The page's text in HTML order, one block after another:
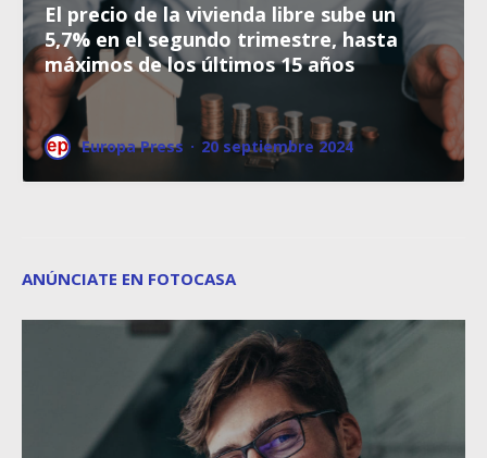
El precio de la vivienda libre sube un
5,7% en el segundo trimestre, hasta
máximos de los últimos 15 años
Europa Press · 20 septiembre 2024
ANÚNCIATE EN FOTOCASA